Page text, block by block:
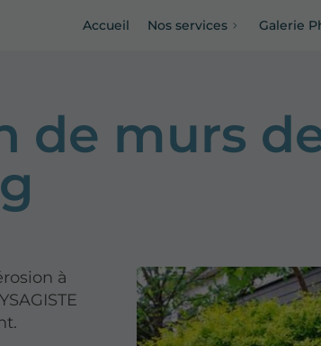
Accueil Nos services Galerie
de murs
à